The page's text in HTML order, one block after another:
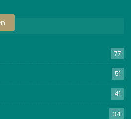
77
51
41
34